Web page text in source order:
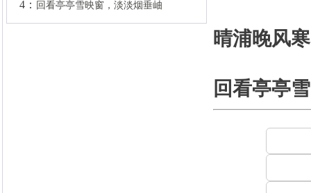
晴浦晚风
回看亭亭